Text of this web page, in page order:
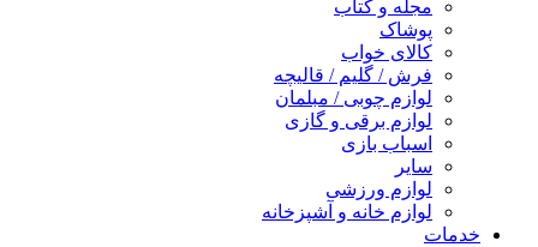
مجله و کتاب
پوشاک
کالای خواب
فرش / گلیم / قالیچه
لوازم چوبی / مبلمان
لوازم برقی و گازی
اسباب بازی
سایر
لوازم ورزشی
لوازم خانه و آشپزخانه
خدمات